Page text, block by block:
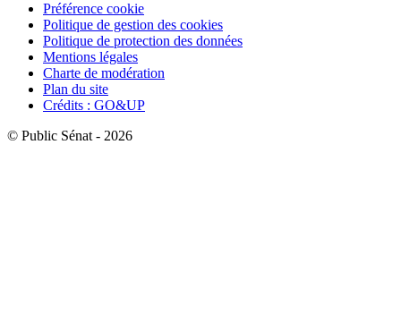
Préférence cookie
Politique de gestion des cookies
Politique de protection des données
Mentions légales
Charte de modération
Plan du site
Crédits : GO&UP
© Public Sénat - 2026